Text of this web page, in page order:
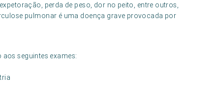
perda de peso, dor no peito, entre outros,
pulmonar é uma doença grave provocada por
seguintes exames: